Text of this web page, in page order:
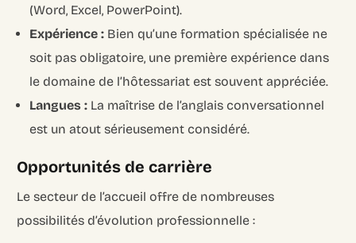
(Word, Excel, PowerPoint).
Expérience : Bien qu’une formation spécialisée ne
soit pas obligatoire, une première expérience dans
le domaine de l’hôtessariat est souvent appréciée.
Langues : La maîtrise de l’anglais conversationnel
est un atout sérieusement considéré.
Opportunités de carrière
Le secteur de l’accueil offre de nombreuses
possibilités d’évolution professionnelle :